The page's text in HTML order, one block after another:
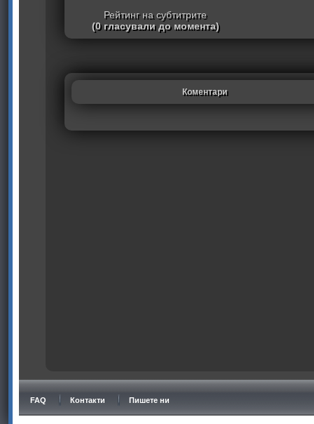
Рейтинг на субтитрите
(0 гласували до момента)
Коментари
FAQ Контакти Пишете ни